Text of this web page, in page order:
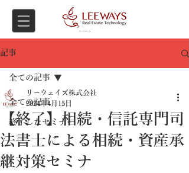
記事
全ての記事
終了したセミナー
全ての記事
【終了】相続・信託専門司
法書士による相続・資産承
継対策セミナ
リーウェイズ株式会社
2024年4月15日